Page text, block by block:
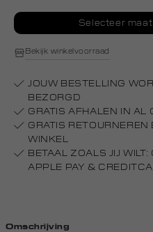
Selecteer
Bekijk winkelvoorraad
JOUW BESTELLING
BEZORGD
GRATIS AFHALEN IN AL
GRATIS
WINKEL
BETAAL ZOALS JIJ WILT:
APPLE PAY &
Omschrijving